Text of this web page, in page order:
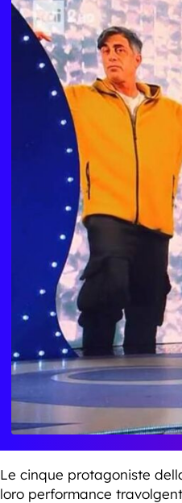
Le cinque protagoniste
loro performance